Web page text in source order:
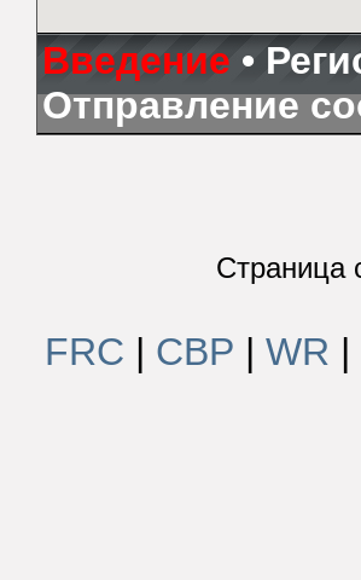
Введение •
Отправление
Страница
FRC | СВР | WR |